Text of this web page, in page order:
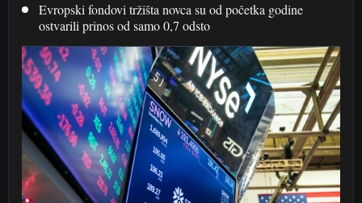
Evropski fondovi tržišta novca su od početka godine
ostvarili prinos od samo 0,7 odsto